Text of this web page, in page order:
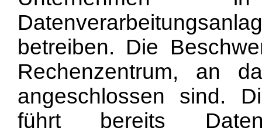
betreiben. Die
Rechenzentrum, an
angeschlossen sind.
führt bereits